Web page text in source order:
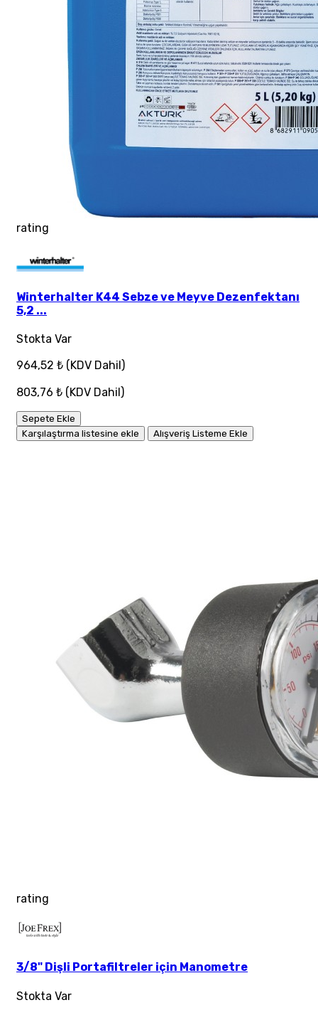
rating
Winterhalter K44 Sebze ve Meyve Dezenfektanı
5,2 ...
Stokta Var
964,52 ₺ (KDV Dahil)
803,76 ₺ (KDV Dahil)
Sepete Ekle
Karşılaştırma listesine ekle
Alışveriş Listeme Ekle
rating
3/8" Dişli Portafiltreler için Manometre
Stokta Var